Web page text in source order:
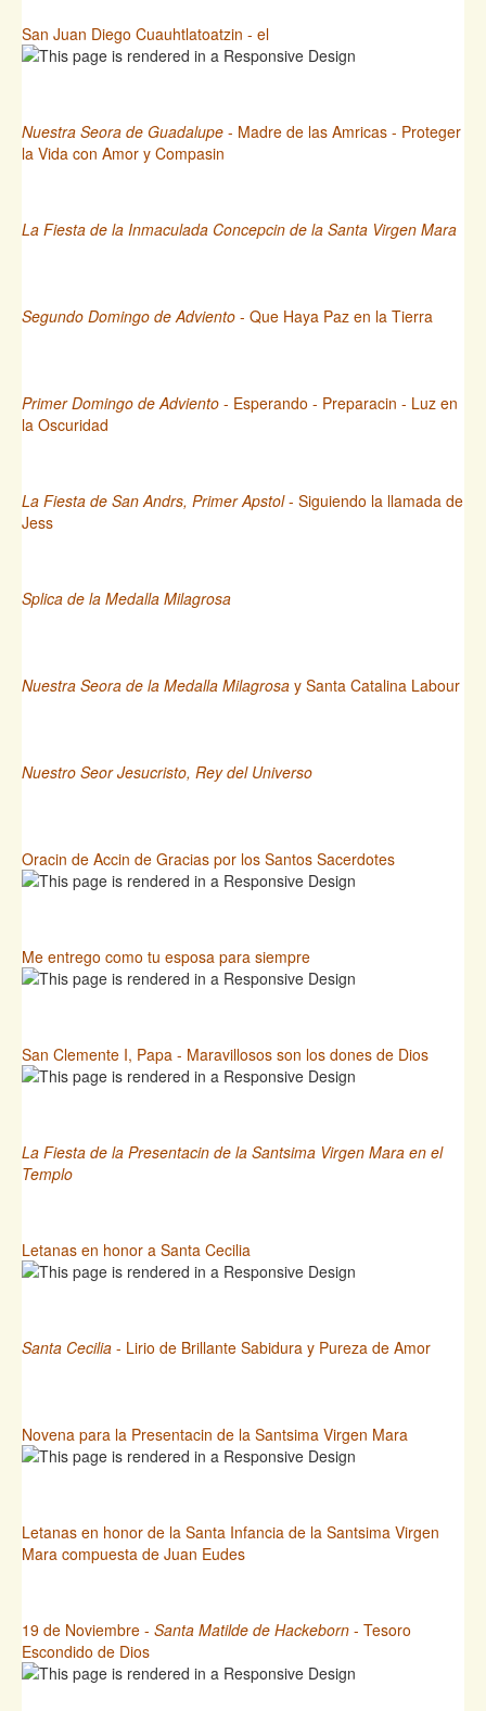
San Juan Diego Cuauhtlatoatzin - el
Nuestra Seora de Guadalupe - Madre de las Amricas - Proteger
la Vida con Amor y Compasin
La Fiesta de la Inmaculada Concepcin de la Santa Virgen Mara
Segundo Domingo de Adviento - Que Haya Paz en la Tierra
Primer Domingo de Adviento - Esperando - Preparacin - Luz en
la Oscuridad
La Fiesta de San Andrs, Primer Apstol- Siguiendo la llamada de
Jess
Splica de la Medalla Milagrosa
Nuestra Seora de la Medalla Milagrosa y Santa Catalina Labour
Nuestro Seor Jesucristo, Rey del Universo
Oracin de Accin de Gracias por los Santos Sacerdotes
Me entrego como tu esposa para siempre
San Clemente I, Papa - Maravillosos son los dones de Dios
La Fiesta de la Presentacin de la Santsima Virgen Mara en el
Templo
Letanas en honor a Santa Cecilia
Santa Cecilia - Lirio de Brillante Sabidura y Pureza de Amor
Novena para la Presentacin de la Santsima Virgen Mara
Letanas en honor de la Santa Infancia de la Santsima Virgen
Mara compuesta de Juan Eudes
19 de Noviembre - Santa Matilde de Hackeborn - Tesoro
Escondido de Dios